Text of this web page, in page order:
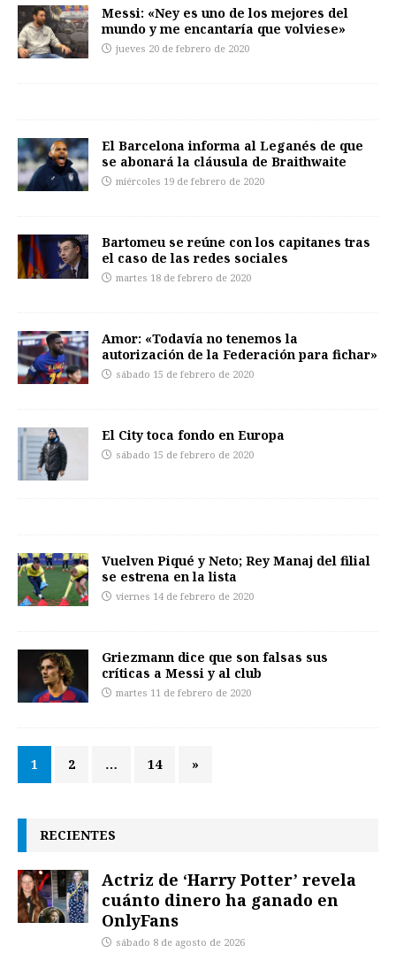
Messi: «Ney es uno de los mejores del
mundo y me encantaría que volviese»
jueves 20 de febrero de 2020
El Barcelona informa al Leganés de que
se abonará la cláusula de Braithwaite
miércoles 19 de febrero de 2020
Bartomeu se reúne con los capitanes tras
el caso de las redes sociales
martes 18 de febrero de 2020
Amor: «Todavía no tenemos la
autorización de la Federación para fichar»
sábado 15 de febrero de 2020
El City toca fondo en Europa
sábado 15 de febrero de 2020
Vuelven Piqué y Neto; Rey Manaj del filial
se estrena en la lista
viernes 14 de febrero de 2020
Griezmann dice que son falsas sus
críticas a Messi y al club
martes 11 de febrero de 2020
1 2 … 14 »
RECIENTES
Actriz de ‘Harry Potter’ revela
cuánto dinero ha ganado en
OnlyFans
sábado 8 de agosto de 2026